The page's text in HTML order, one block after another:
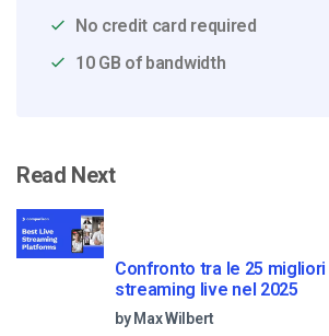
No credit card required
10 GB of bandwidth
Read Next
Confronto tra le 25
streaming live nel 2025
by Max Wilbert